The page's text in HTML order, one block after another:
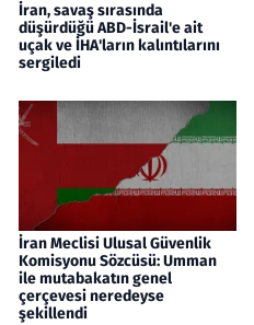
İran, savaş sırasında
düşürdüğü ABD-İsrail'e ait
uçak ve İHA'ların kalıntılarını
sergiledi
İran Meclisi Ulusal Güvenlik
Komisyonu Sözcüsü: Umman
ile mutabakatın genel
çerçevesi neredeyse
şekillendi